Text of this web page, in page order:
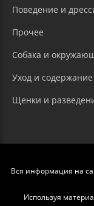
Поведение и
Прочее
Собака и
Уход и содержание
Щенки и
Вся информация на
Используя